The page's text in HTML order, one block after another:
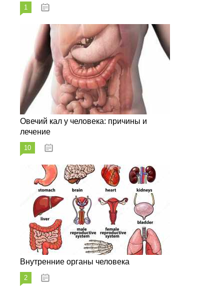
1
Овечий кал у человека: причины и
лечение
10
Внутренние органы человека
2